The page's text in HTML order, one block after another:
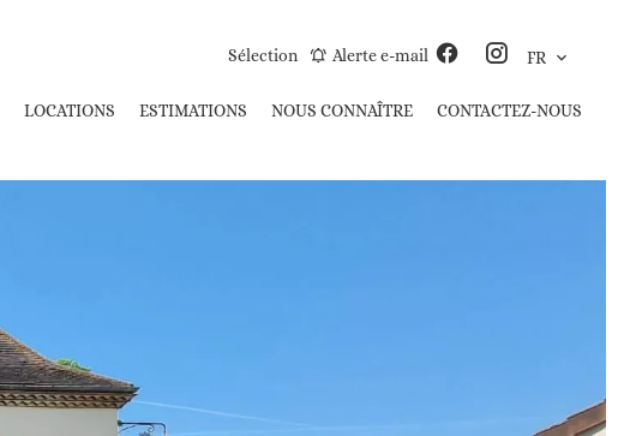
Sélection Alerte e-mail FR
LOCATIONS ESTIMATIONS NOUS CONNAÎTRE CONTACTEZ-NOUS